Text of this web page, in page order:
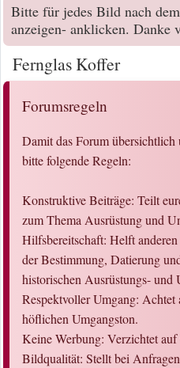
Bitte für jedes Bild nach
anzeigen- anklicken. Danke
Fernglas Koffer
Forumsregeln
Damit das Forum
bitte folgende Regeln:
Konstruktive Beiträge: Teilt
zum Thema Ausrüstung und
Hilfsbereitschaft: Helft
der Bestimmung, Datierung
historischen Ausrüstungs- und
Respektvoller Umgang:
höflichen Umgangston.
Keine Werbung: Verzichtet
Bildqualität: Stellt bei